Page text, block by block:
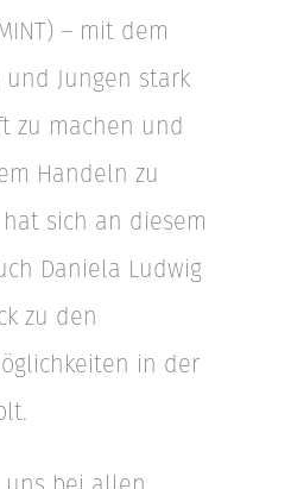
– mit dem
Jungen stark
zu machen und
Handeln zu
sich an diesem
Daniela Ludwig
zu den
in der